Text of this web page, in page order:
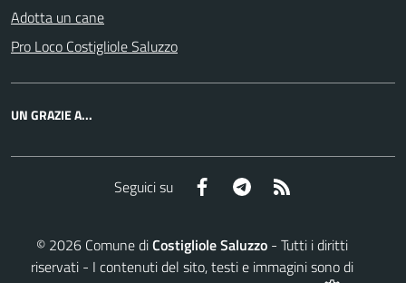
Adotta un cane
Pro Loco Costigliole Saluzzo
UN GRAZIE A...
Seguici su Facebook Telegram
© 2026 Comune diCostigliole Saluzzo - Tutti i diritti
riservati - I contenuti del sito, testi e immagini sono di